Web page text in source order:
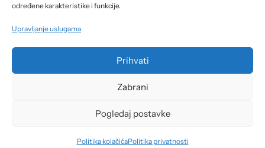
određene karakteristike i funkcije.
Upravljanje uslugama
Prihvati
Zabrani
Pogledaj postavke
Politika kolačićaPolitika privatnosti
Kolačići